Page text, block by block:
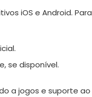
iOS e Android. Para
se disponível.
a jogos e suporte ao